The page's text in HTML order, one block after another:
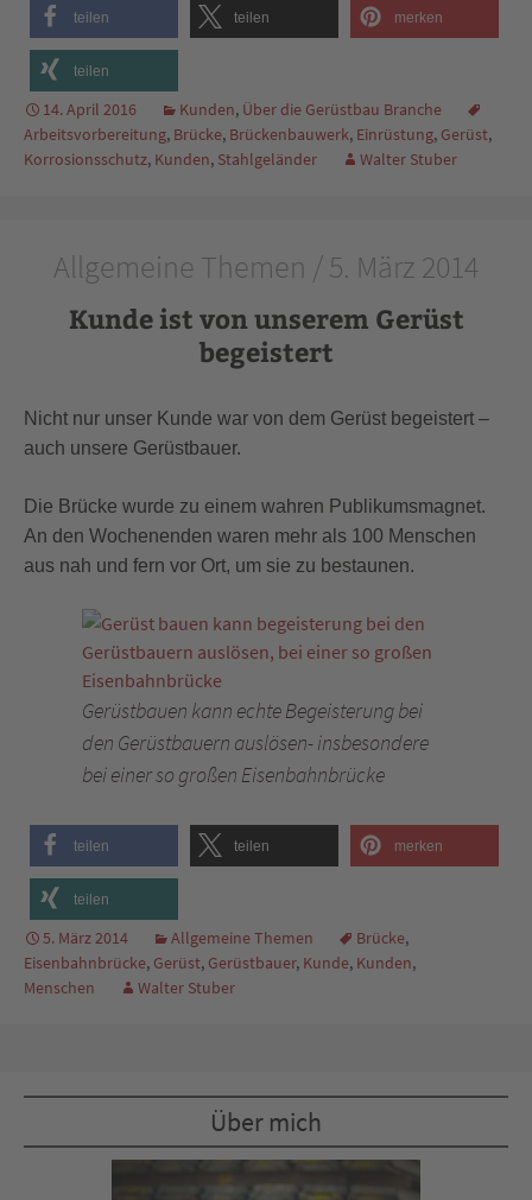
teilen teilen merken
teilen
14. April 2016 Kunden, Über die Gerüstbau Branche
Arbeitsvorbereitung, Brücke, Brückenbauwerk, Einrüstung, Gerüst,
Korrosionsschutz, Kunden, Stahlgeländer Walter Stuber
Allgemeine Themen / 5. März 2014
Kunde ist von unserem Gerüst
begeistert
Nicht nur unser Kunde war von dem Gerüst begeistert –
auch unsere Gerüstbauer.
Die Brücke wurde zu einem wahren Publikumsmagnet.
An den Wochenenden waren mehr als 100 Menschen
aus nah und fern vor Ort, um sie zu bestaunen.
Gerüstbauen kann echte Begeisterung bei
den Gerüstbauern auslösen- insbesondere
bei einer so großen Eisenbahnbrücke
teilen teilen merken
teilen
5. März 2014 Allgemeine Themen Brücke,
Eisenbahnbrücke, Gerüst, Gerüstbauer, Kunde, Kunden,
Menschen
Walter Stuber
Über mich